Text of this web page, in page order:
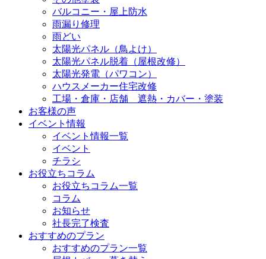
バルコニー・屋上防水
雨漏り修理
雨どい
太陽光パネル（鳥よけ）
太陽光パネル脱着（屋根改修）
太陽光発電（パワコン）
ハウスメーカー住宅改修
工場・倉庫・店舗 遮熱・カバー・塗装
お客様の声
イベント情報
イベント情報一覧
イベント
チラシ
お役立ちコラム
お役立ちコラム一覧
コラム
お知らせ
社長完了検査
おすすめのプラン
おすすめのプラン一覧